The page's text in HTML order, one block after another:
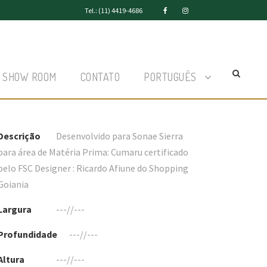
Tel.: (11) 4419-4686
SHOW ROOM CONTATO PORTUGUÊS
Desenvolvido para Sonae Sierra
área de Matéria Prima: Cumaru certificado
FSC Designer : Ricardo Afiune do Shopping
---//---
---//---
---//---